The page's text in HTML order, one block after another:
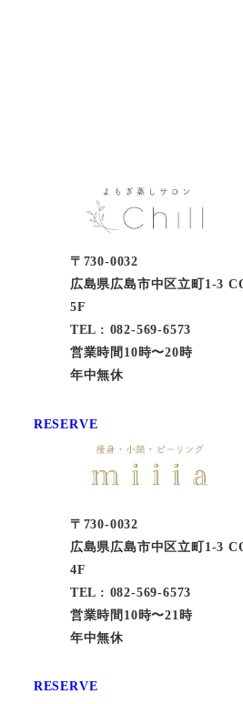
〒730-0032
広島県広島市中区立町1-3
5F
TEL : 082-569-6573
営業時間10時〜20時
年中無休
RESERVE
〒730-0032
広島県広島市中区立町1-3
4F
TEL : 082-569-6573
営業時間10時〜21時
年中無休
RESERVE